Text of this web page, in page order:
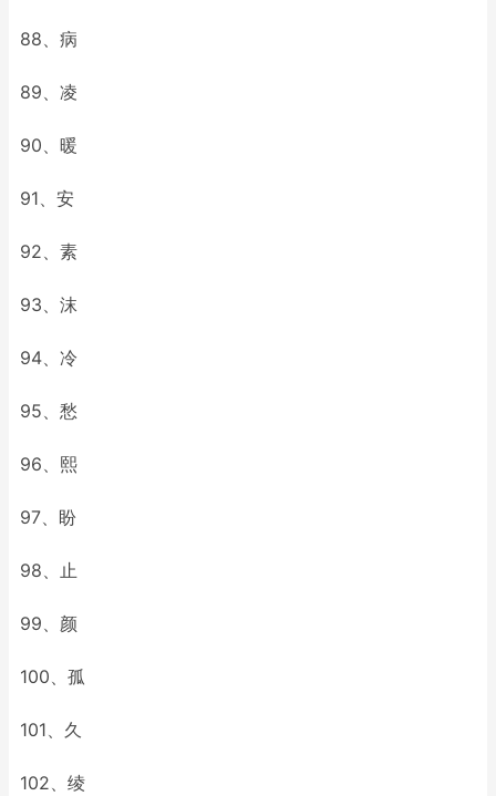
88、病
89、凌
90、暖
91、安
92、素
93、沫
94、冷
95、愁
96、熙
97、盼
98、止
99、颜
100、孤
101、久
102、绫